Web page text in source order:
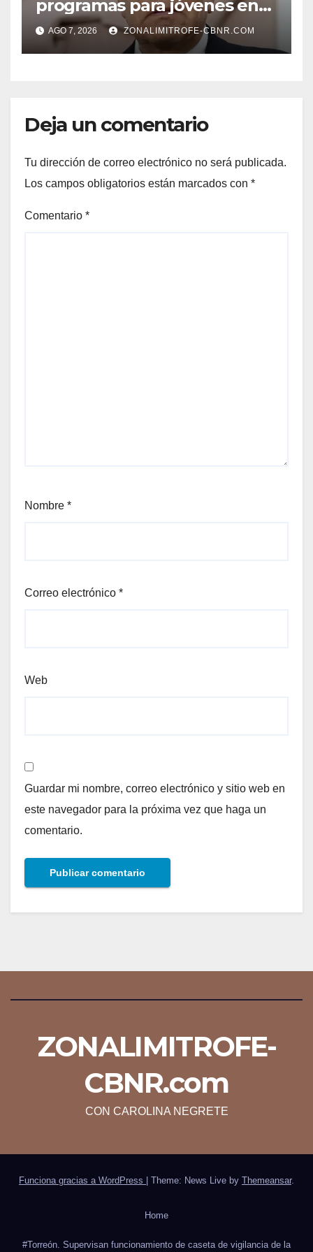
programas para jóvenes en
áreas agropecuarias, plantea
Raúl Onofre
AGO 7, 2026 ZONALIMITROFE-CBNR.COM
Deja un comentario
Tu dirección de correo electrónico no será publicada.
Los campos obligatorios están marcados con *
Comentario *
Nombre *
Correo electrónico *
Web
Guardar mi nombre, correo electrónico y sitio web en
este navegador para la próxima vez que haga un
comentario.
ZONALIMITROFE-
CBNR.com
CON CAROLINA NEGRETE
Funciona gracias a WordPress Theme: News Live by Themeansar.
Home
#Torreón. Supervisan funcionamiento de caseta de vigilancia de la